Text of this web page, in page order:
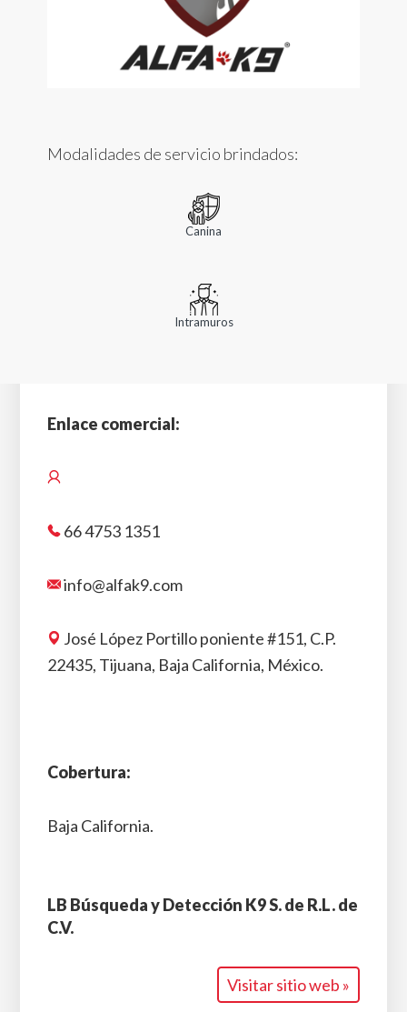
Modalidades de servicio brindados:
Canina
Intramuros
Enlace comercial:
66 4753 1351
info@alfak9.com
José López Portillo poniente #151, C.P.
22435, Tijuana, Baja California, México.
Cobertura:
Baja California.
LB Búsqueda y Detección K9 S. de R.L. de
C.V.
Visitar sitio web »